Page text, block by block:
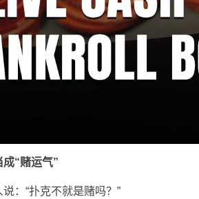
“赌运气”
：“扑克不就是赌吗？”